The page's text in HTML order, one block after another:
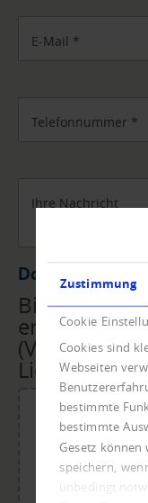
Zustimmung
Cookie
Cookies sind
Webseiten
bestimmte
bestimmte
Gesetz
speichern,
unbedingt
E-Mail *
Telefonnummer *
Ihre Nachricht
Datei Upload
Bitte
(Vollmacht,
Für den